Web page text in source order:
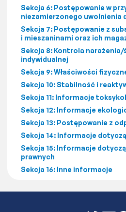
Sekcja 6: Postępowanie w
niezamierzonego uwolnienia
Sekcja 7: Postępowanie z
i mieszaninami oraz ich
Sekcja 8: Kontrola
indywidualnej
Sekcja 9: Właściwości
Sekcja 10: Stabilność i
Sekcja 11: Informacje
Sekcja 12: Informacje
Sekcja 13: Postępowanie z
Sekcja 14: Informacje
Sekcja 15: Informacje
prawnych
Sekcja 16: Inne informacje